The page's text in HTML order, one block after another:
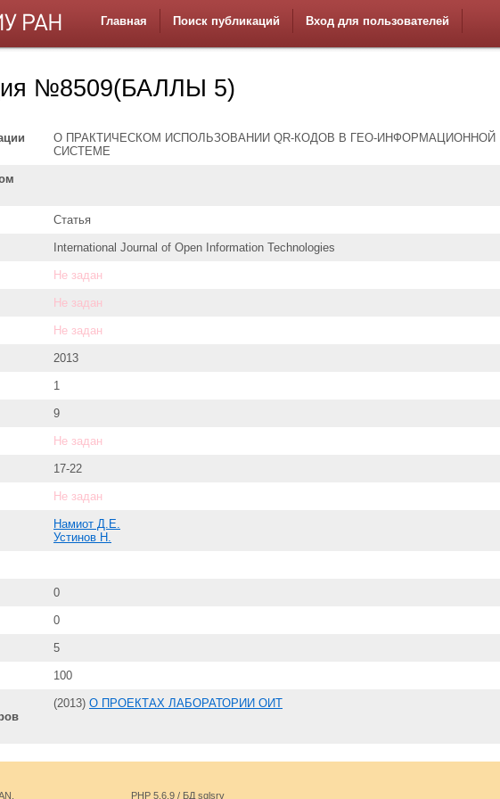
Главная Поиск публикаций Вход для пользователей
№8509(БАЛЛЫ 5)
О ПРАКТИЧЕСКОМ ИСПОЛЬЗОВАНИИ QR-КОДОВ В ГЕО-ИНФОРМАЦИОННОЙ
СИСТЕМЕ
Статья
International Journal of Open Information Technologies
Не задан
Не задан
Не задан
2013
1
9
Не задан
17-22
Не задан
Намиот Д.Е.
Устинов Н.
0
0
5
100
(2013) О ПРОЕКТАХ ЛАБОРАТОРИИ ОИТ
PHP 5.6.9 / БД sqlsrv